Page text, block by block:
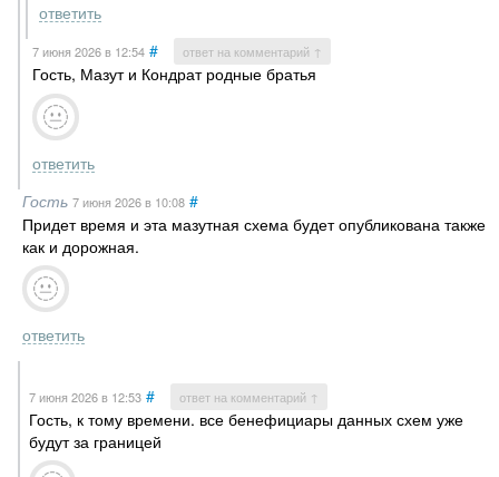
ответить
7 июня 2026в 12:54 # ответ на комментарий ↑
Гость, Мазут и Кондрат родные братья
ответить
Гость 7 июня 2026в 10:08 #
Придет время и эта мазутная схема будет опубликована также
как и дорожная.
ответить
7 июня 2026в 12:53 # ответ на комментарий ↑
Гость, к тому времени. все бенефициары данных схем уже
будут за границей